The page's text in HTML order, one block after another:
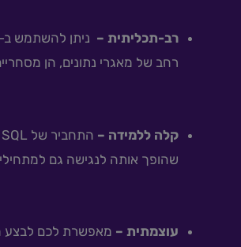
רב-תכליתית –
רחב של מאגרי נתונים, הן
קלה ללמידה –
שהופך אותה לנגישה גם
עוצמתית – מאפשרת לכם לבצע